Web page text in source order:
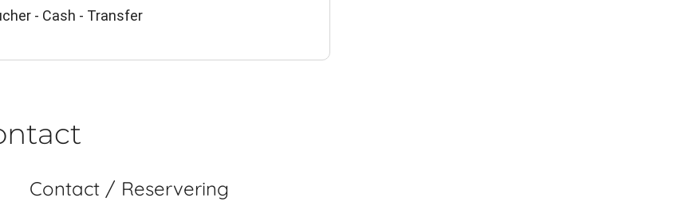
- Cash - Transfer
Contact / Reservering